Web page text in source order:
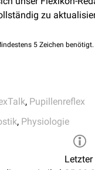
zu
5 Zeichen benötigt.
, Pupillenreflex
, Physiologie
Letzter